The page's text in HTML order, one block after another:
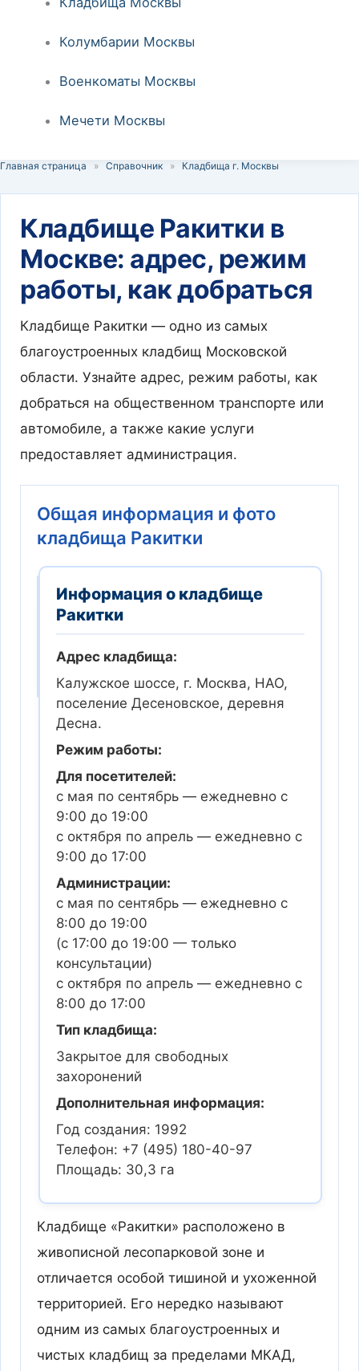
Колумбарии Москвы
Военкоматы Москвы
Мечети Москвы
Главная страница » Справочник » Кладбища г. Москвы
Кладбище Ракитки в
Москве: адрес, режим
работы, как добраться
Кладбище Ракитки — одно из самых
благоустроенных кладбищ Московской
области. Узнайте адрес, режим работы, как
добраться на общественном транспорте или
автомобиле, а также какие услуги
предоставляет администрация.
Общая информация и фото
кладбища Ракитки
Информация о кладбище
Ракитки
Адрес кладбища:
Калужское шоссе, г. Москва, НАО,
поселение Десеновское, деревня
Десна.
Режим работы:
Для посетителей:
с мая по сентябрь — ежедневно с
9:00 до 19:00
с октября по апрель — ежедневно с
9:00 до 17:00
Администрации:
с мая по сентябрь — ежедневно с
8:00 до 19:00
(с 17:00 до 19:00 — только
консультации)
с октября по апрель — ежедневно с
8:00 до 17:00
Тип кладбища:
Закрытое для свободных
захоронений
Дополнительная информация:
Год создания: 1992
Телефон: +7 (495) 180-40-97
Площадь: 30,3 га
Кладбище «Ракитки» расположено в
живописной лесопарковой зоне и
отличается особой тишиной и ухоженной
территорией. Его нередко называют
одним из самых благоустроенных и
чистых кладбищ за пределами МКАД,